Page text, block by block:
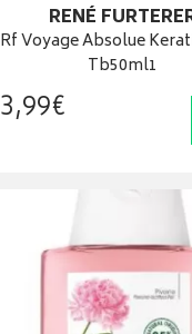
RENÉ
Rf Voyage Absolue
Tb50ml1
3,99€